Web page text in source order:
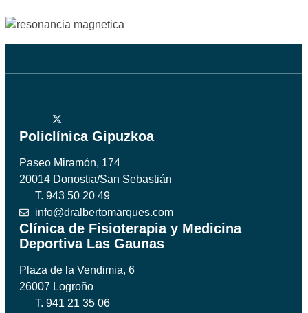
Policlínica Gipuzkoa
Paseo Miramón, 174
20014 Donostia/San Sebastián
T. 943 50 20 49
info@dralbertomarques.com
Clínica de Fisioterapia y Medicina
Deportiva Las Gaunas
Plaza de la Vendimia, 6
26007 Logroño
T. 941 21 35 06